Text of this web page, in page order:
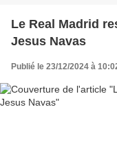
Le Real Madrid
Jesus Navas
Publié le 23/12/2024 à